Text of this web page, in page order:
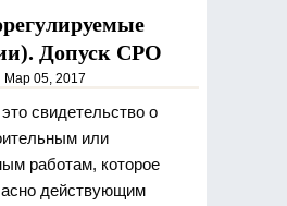
Допуск СРО
Мар 05, 2017
свидетельство о
или
работам, которое
действующим